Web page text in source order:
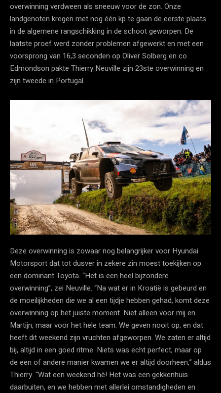
overwinning verdween als sneeuw voor de zon. Onze
landgenoten kregen met nog één kp te gaan de eerste plaats
in de algemene rangschikking in de schoot geworpen. De
laatste proef werd zonder problemen afgewerkt en met een
voorsprong van 16,3 seconden op Oliver Solberg en co
Edmondson pakte Thierry Neuville zijn 23ste overwinning en
zijn tweede in Portugal.
Deze overwinning is zowaar nog belangrijker voor Hyundai
Motorsport dat tot dusver in zekere zin moest toekijken op
een dominant Toyota. “Het is een heel bijzondere
overwinning”, zei Neuville. “Na wat er in Kroatië is gebeurd en
de moeilijkheden die we al een tijdje hebben gehad, komt deze
overwinning op het juiste moment. Niet alleen voor mij en
Martijn, maar voor het hele team. We geven nooit op, en dat
heeft dit weekend zijn vruchten afgeworpen. We zaten er altijd
bij, altijd in een goed ritme. Niets was echt perfect, maar op
de een of andere manier kwamen we er altijd doorheen,” aldus
Thierry. “Wat een weekend hè! Het was een gekkenhuis
daarbuiten, en we hebben met allerlei omstandigheden en